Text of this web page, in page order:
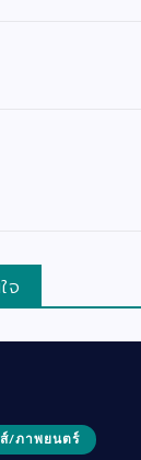
จ
/ภาพยนตร์